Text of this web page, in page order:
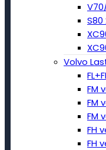
S80
Volvo
FM
FM
FM
FH
FH